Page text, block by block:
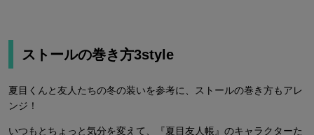
ストールの巻き方3style
夏目くんと友人たちの冬の装いを参考に、ストールの巻き方もアレ
ンジ！
いつもとちょっと気分を変えて、『夏目友人帳』のキャラクターた